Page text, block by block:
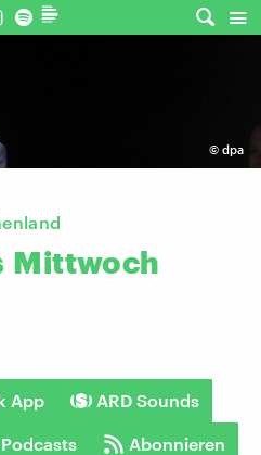
© dpa
Mittwoch
App ARD Sounds
Abonnieren